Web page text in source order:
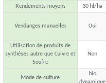
Rendements moyens 30 hl/ha
Vendanges manuelles Oui
Utilisation de produits de
synthèses autre que Cuivre et
Soufre
Non
Mode de culture
bio